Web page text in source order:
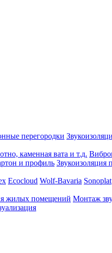
перегородки
каменная вата и т.д.
и профиль Звукоизоляция
Ecocloud Wolf-Bavaria Sonoplat
жилых помещений Монтаж